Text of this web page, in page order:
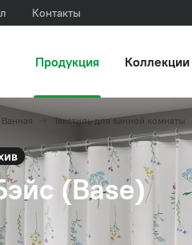
Контакты
Продукция Коллекции
Ванная Текстиль для ванной комнаты
(Base)